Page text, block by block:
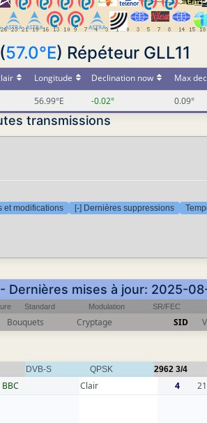
(57.0°E) Répéteur GLL11
Longitude Declination now Max
56.99°E -0.02° 0.09°
transmissions
et modifications [-] Dernières suppressions
mises à jour: 2025-
Standard Modulation SR/FEC
Bouquets Cryptage SID
DVB-S QPSK 2962 3/4
BBC Clair 4